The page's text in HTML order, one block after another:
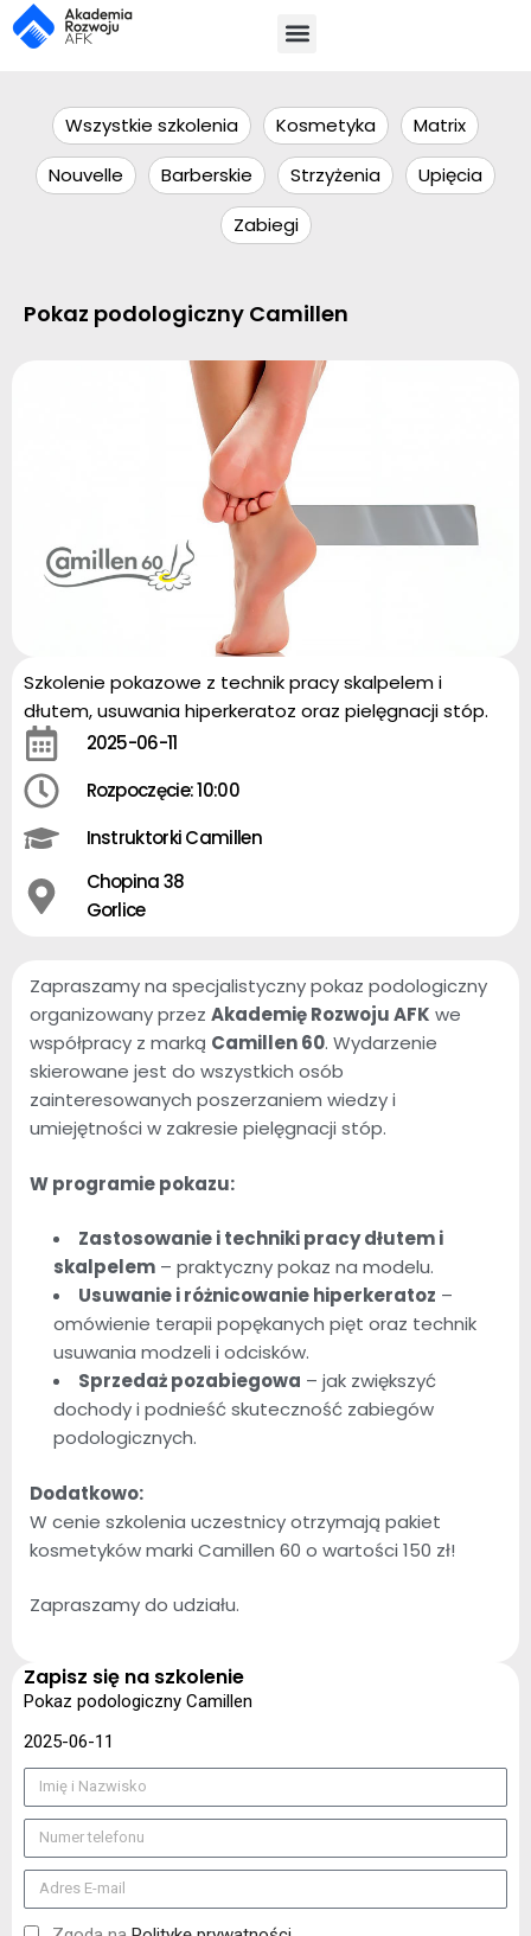
Wszystkie szkolenia Kosmetyka
Matrix
Nouvelle
Barberskie Strzyżenia
Upięcia
Zabiegi
Pokaz podologiczny Camillen
Szkolenie pokazowe z technik pracy skalpelem i
dłutem, usuwania hiperkeratoz oraz pielęgnacji stóp.
2025-06-11
Rozpoczęcie: 10:00
Instruktorki Camillen
Chopina 38
Gorlice
Zapraszamy na specjalistyczny pokaz podologiczny
organizowany przez Akademię Rozwoju AFK we
współpracy z marką Camillen 60. Wydarzenie
skierowane jest do wszystkich osób
zainteresowanych poszerzaniem wiedzy i
umiejętności w zakresie pielęgnacji stóp.
W programie pokazu:
Zastosowanie i techniki pracy dłutem i
skalpelem – praktyczny pokaz na modelu.
Usuwanie i różnicowanie hiperkeratoz –
omówienie terapii popękanych pięt oraz technik
usuwania modzeli i odcisków.
Sprzedaż pozabiegowa – jak zwiększyć
dochody i podnieść skuteczność zabiegów
podologicznych.
Dodatkowo:
W cenie szkolenia uczestnicy otrzymają pakiet
kosmetyków marki Camillen 60 o wartości 150 zł!
Zapraszamy do udziału.
Zapisz się na szkolenie
Pokaz podologiczny Camillen
2025-06-11